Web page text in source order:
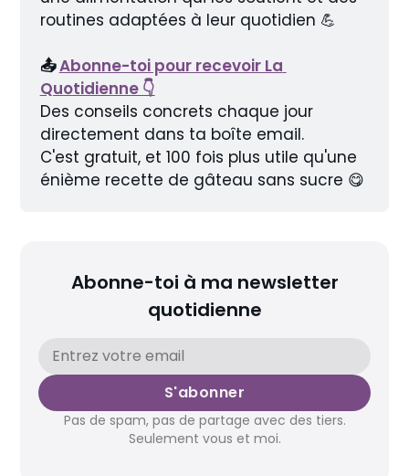
routines adaptées à leur quotidien 💪
📤 Abonne-toi pour recevoir La
Quotidienne 👇
Des conseils concrets chaque jour
directement dans ta boîte email.
C'est gratuit, et 100 fois plus utile qu'une
énième recette de gâteau sans sucre 😋
Abonne-toi à ma newsletter
quotidienne
S'abonner
Pas de spam, pas de partage avec des tiers.
Seulement vous et moi.